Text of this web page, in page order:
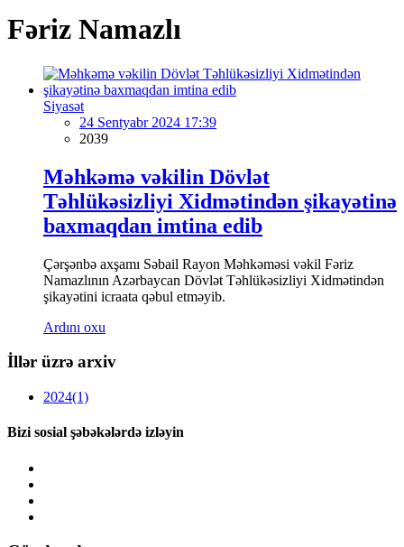
Fəriz Namazlı
Siyasət
24 Sentyabr 2024 17:39
2039
Məhkəmə vəkilin Dövlət
Təhlükəsizliyi Xidmətindən şikayətinə
baxmaqdan imtina edib
Çərşənbə axşamı Səbail Rayon Məhkəməsi vəkil Fəriz
Namazlının Azərbaycan Dövlət Təhlükəsizliyi Xidmətindən
şikayətini icraata qəbul etməyib.
Ardını oxu
İllər üzrə arxiv
2024(1)
Bizi sosial şəbəkələrdə izləyin